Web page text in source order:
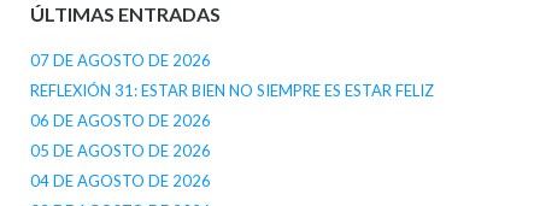
ÚLTIMAS ENTRADAS
07 DE AGOSTO DE 2026
REFLEXIÓN 31: ESTAR BIEN NO SIEMPRE ES ESTAR FELIZ
06 DE AGOSTO DE 2026
05 DE AGOSTO DE 2026
04 DE AGOSTO DE 2026